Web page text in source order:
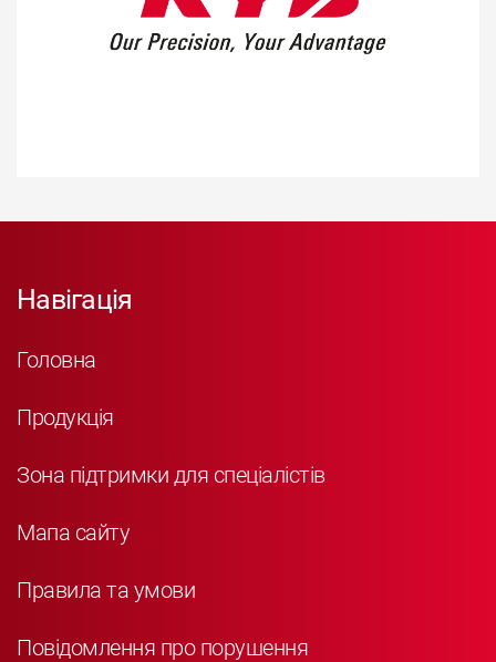
Навігація
Головна
Продукція
Зона підтримки для спеціалістів
Мапа сайту
Правила та умови
Повідомлення про порушення